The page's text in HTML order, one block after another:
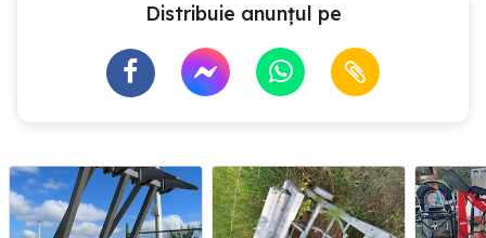
Distribuie anunțul pe